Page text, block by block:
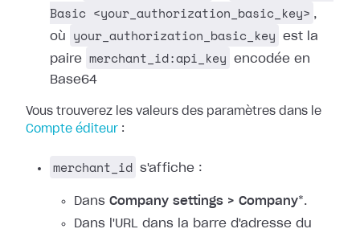
Basic <your_authorization_basic_key> ,
où
your_authorization_basic_key
est la
paire merchant_id:api_key
encodée en
Base64
Vous trouverez les valeurs des paramètres dans le
Compte éditeur :
merchant_id s'affiche :
Dans Company settings > Company*.
Dans l'URL dans la barre d'adresse du